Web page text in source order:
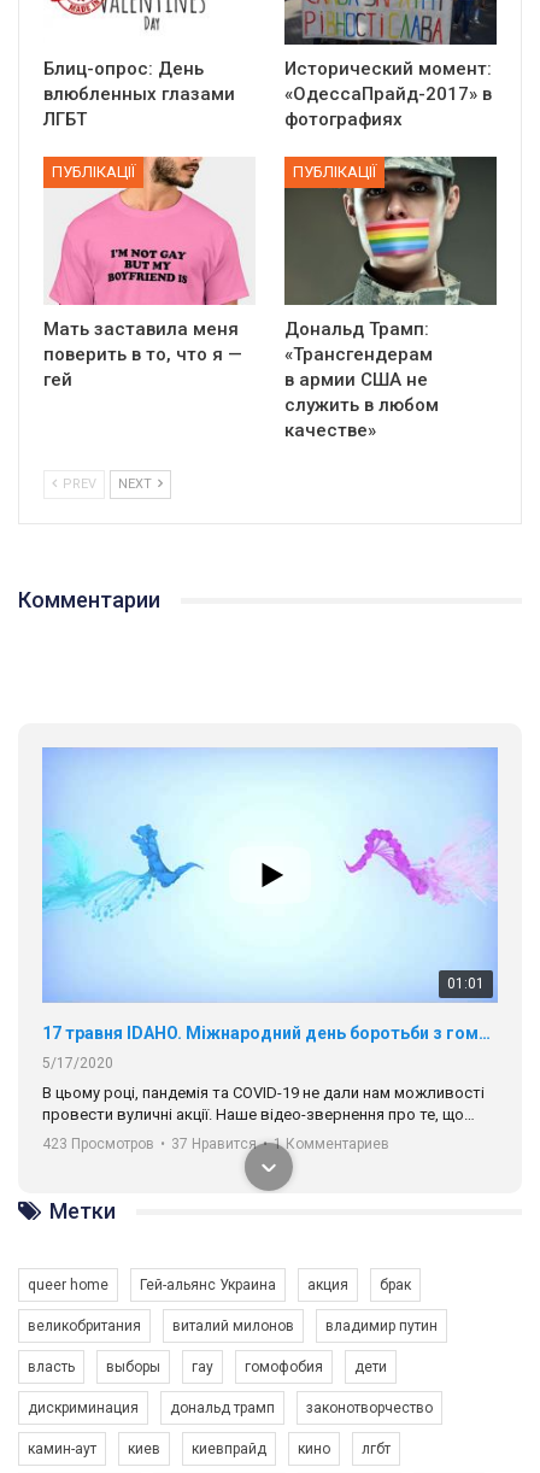
Блиц-опрос: День
влюбленных глазами
ЛГБТ
Исторический момент:
«ОдессаПрайд-2017» в
фотографиях
ПУБЛІКАЦІЇ
Мать заставила меня
поверить в то, что я —
гей
ПУБЛІКАЦІЇ
Дональд Трамп:
«Трансгендерам
в армии США не
служить в любом
качестве»
PREV NEXT
Комментарии
01:01
17 травня IDAHO. Міжнародний день боротьби з гомофобією трансфобією і біфобія.
5/17/2020
В цьому році, пандемія та COVІD-19 не дали нам можливості
провести вуличні акції. Наше відео-звернення про те, що
навіть коли ми у різних містах та не можемо зустрінеться, ми
разом. Ми закликаємо всіх хто поділяє цінності рівності та
солідарності, приєднатися до нас. Регіональні підрозділи
ГАУ є в 16 областях України.
Разом наш голос лунає гучніше!
423 Просмотров • 37 Нравится • 1 Комментариев
Метки
queer home Гей-альянс Украина акция брак
великобритания виталий милонов владимир путин
власть выборы гау гомофобия дети
дискриминация дональд трамп законотворчество
камин-аут киев киевпрайд кино лгбт